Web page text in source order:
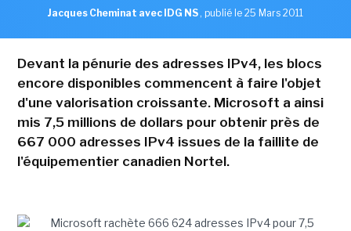
Jacques Cheminat avec IDG NS , publié le 25 Mars 2011
Devant la pénurie des adresses IPv4, les blocs
encore disponibles commencent à faire l'objet
d'une valorisation croissante. Microsoft a ainsi
mis 7,5 millions de dollars pour obtenir près de
667 000 adresses IPv4 issues de la faillite de
l'équipementier canadien Nortel.